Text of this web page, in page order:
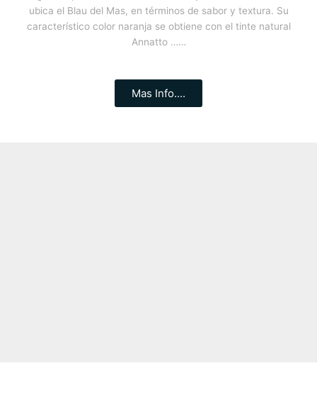
ubica el Blau del Mas, en términos de sabor y textura. Su
característico color naranja se obtiene con el tinte natural
Annatto ……
Mas Info....